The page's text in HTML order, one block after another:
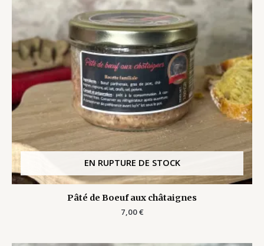
EN RUPTURE DE STOCK
Pâté de Boeuf aux châtaignes
7,00€